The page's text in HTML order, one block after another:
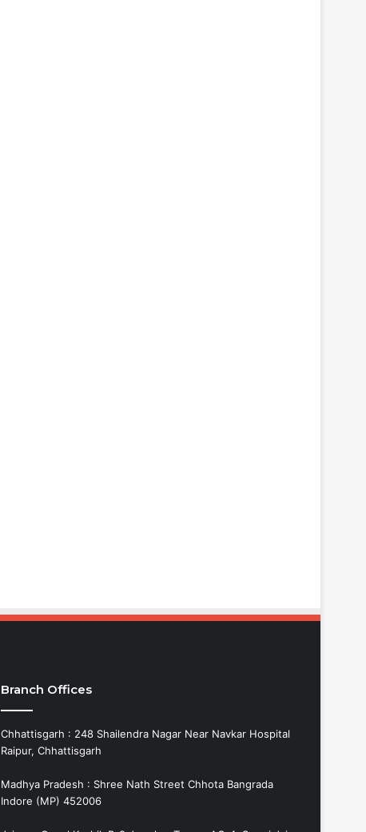
Branch Offices
Chhattisgarh : 248 Shailendra Nagar Near Navkar Hospital
Raipur, Chhattisgarh
Madhya Pradesh : Shree Nath Street Chhota Bangrada
Indore (MP) 452006